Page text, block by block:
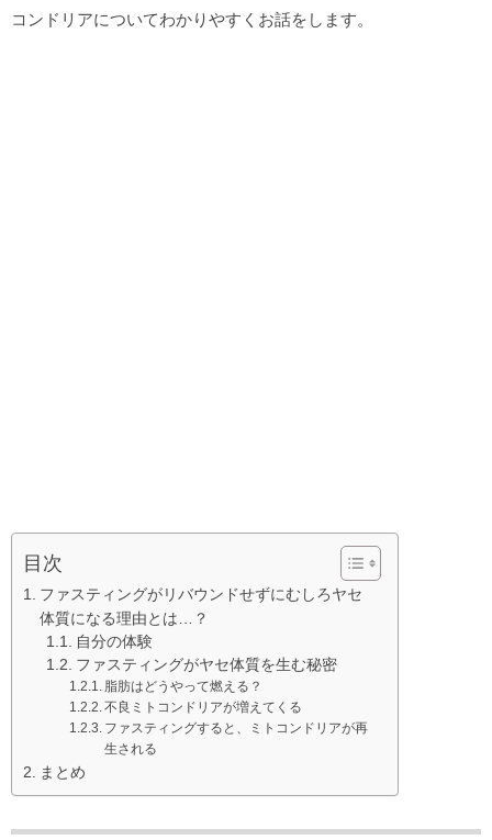
コンドリアについてわかりやすくお話をします。
目次
ファスティングがリバウンドせずにむしろヤセ
体質になる理由とは…？
自分の体験
ファスティングがヤセ体質を生む秘密
脂肪はどうやって燃える？
不良ミトコンドリアが増えてくる
ファスティングすると、ミトコンドリアが再
生される
まとめ